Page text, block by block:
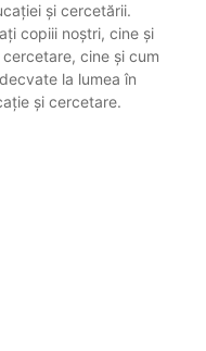
și cercetării.
copiii noștri, cine și
cine și cum
la lumea în
și cercetare.